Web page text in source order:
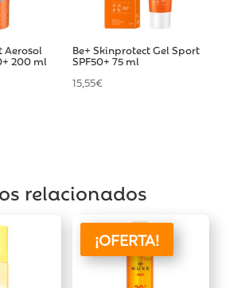
Aerosol
200 ml
Be+ Skinprotect Gel Sport
SPF50+ 75 ml
15,55€
relacionados
¡OFERTA!